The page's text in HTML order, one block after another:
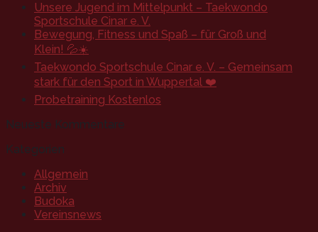
Unsere Jugend im Mittelpunkt – Taekwondo
Sportschule Cinar e. V.
Bewegung, Fitness und Spaß – für Groß und
Klein! 💦☀️
Taekwondo Sportschule Cinar e. V. – Gemeinsam
stark für den Sport in Wuppertal ❤️
Probetraining Kostenlos
Neueste Kommentare
Kategorien
Allgemein
Archiv
Budoka
Vereinsnews